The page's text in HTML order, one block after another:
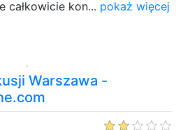
całkowicie kon... pokaż więcej
Warszawa -